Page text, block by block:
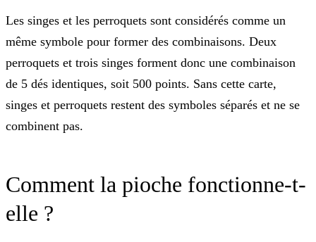
Les singes et les perroquets sont considérés comme un
même symbole pour former des combinaisons. Deux
perroquets et trois singes forment donc une combinaison
de 5 dés identiques, soit 500 points. Sans cette carte,
singes et perroquets restent des symboles séparés et ne se
combinent pas.
Comment la pioche fonctionne-t-
elle ?